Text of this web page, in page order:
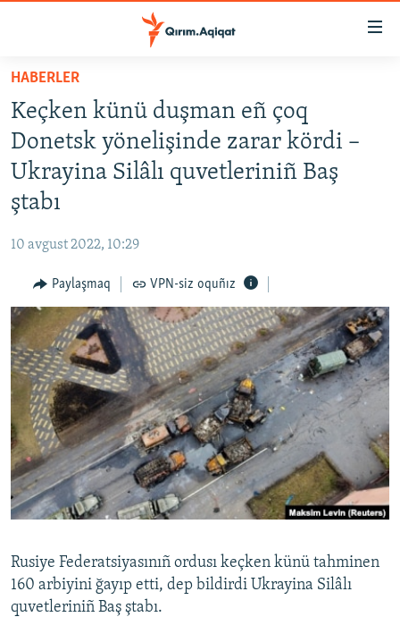
Esas
qaytmaq
Baş
navigatsiyağa
qaytmaq
Qıdıruvğa
HABERLER
SİYASET
İQTİSADİYAT
CEMİYET
İNSAN AQLARI
VİDEO
SÜRET
BLOGLAR
FİKİR
Русский
Українською
QOŞULIÑIZ!
RFE/RS bütün saytları
HABERLER
Keçken künü duşman eñ çoq
Donetsk yönelişinde zarar kördi –
Ukrayina Silâlı quvetleriniñ Baş
ştabı
10 avgust 2022, 10:29
Paylaşmaq VPN-siz oquñız
Rusiye Federatsiyasınıñ ordusı keçken künü tahminen
160 arbiyini ğayıp etti, dep bildirdi Ukrayina Silâlı
quvetleriniñ Baş ştabı.